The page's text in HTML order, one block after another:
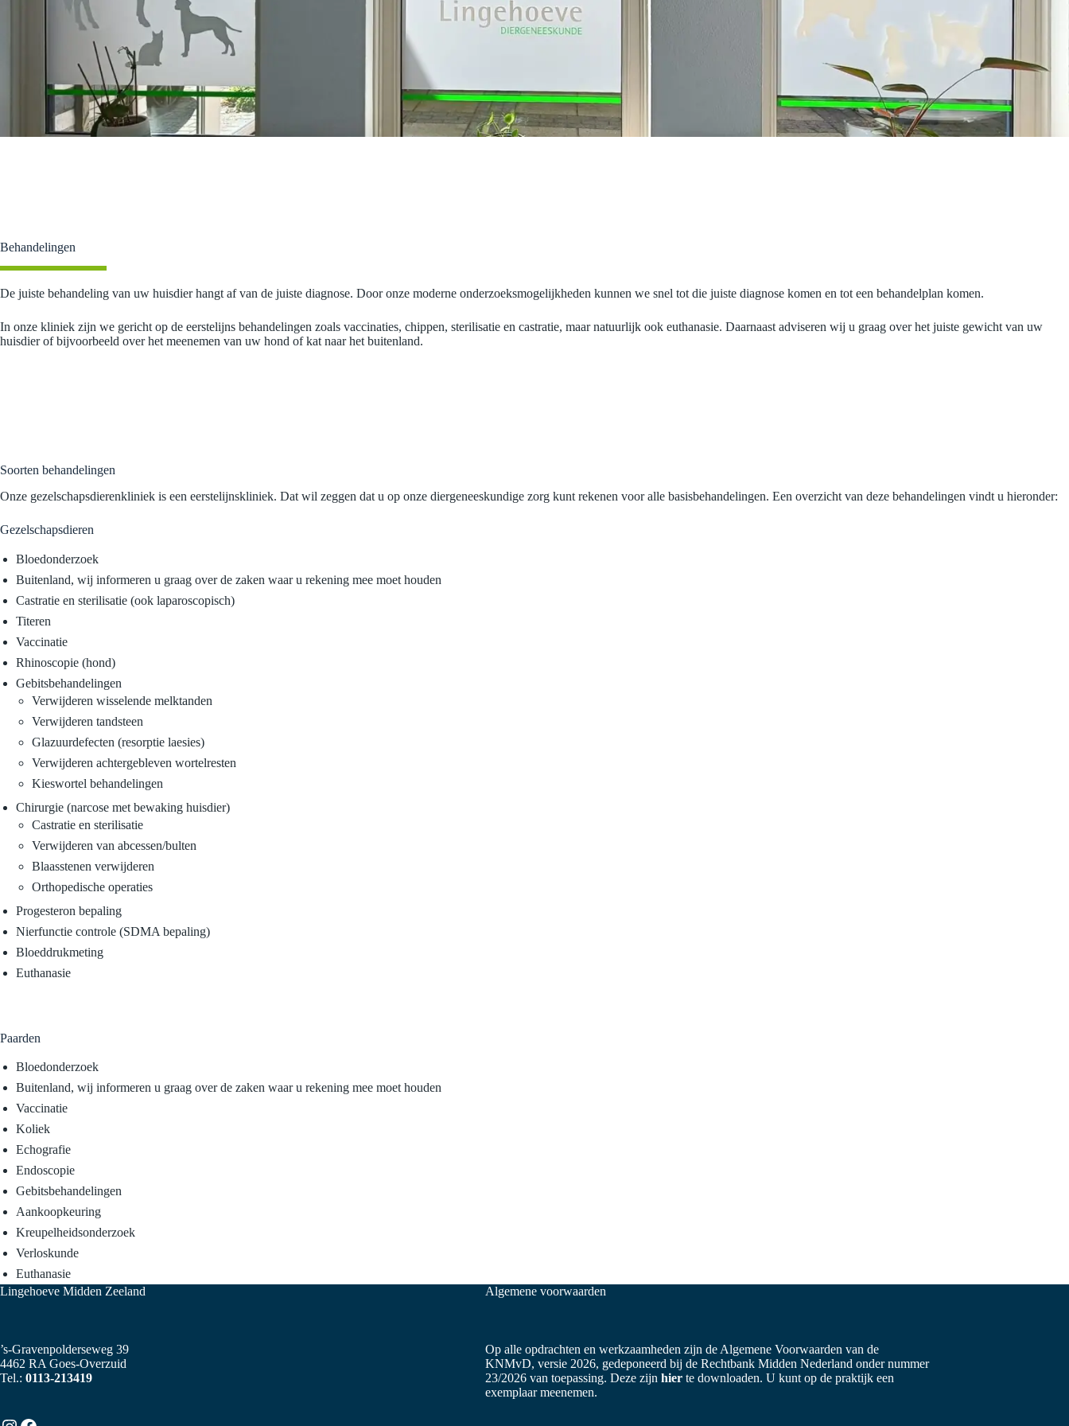
Behandelingen
De juiste behandeling van uw huisdier hangt af van de juiste diagnose. Door onze moderne onderzoeksmogelijkheden kunnen we snel tot die juiste diagnose komen en tot een behandelplan komen.
In onze kliniek zijn we gericht op de eerstelijns behandelingen zoals vaccinaties, chippen, sterilisatie en castratie, maar natuurlijk ook euthanasie. Daarnaast adviseren wij u graag over het juiste gewicht van uw
huisdier of bijvoorbeeld over het meenemen van uw hond of kat naar het buitenland.
Soorten behandelingen
Onze gezelschapsdierenkliniek is een eerstelijnskliniek. Dat wil zeggen dat u op onze diergeneeskundige zorg kunt rekenen voor alle basisbehandelingen. Een overzicht van deze behandelingen vindt u hieronder:
Gezelschapsdieren
Bloedonderzoek
Buitenland, wij informeren u graag over de zaken waar u rekening mee moet houden
Castratie en sterilisatie (ook laparoscopisch)
Titeren
Vaccinatie
Rhinoscopie (hond)
Gebitsbehandelingen
Verwijderen wisselende melktanden
Verwijderen tandsteen
Glazuurdefecten (resorptie laesies)
Verwijderen achtergebleven wortelresten
Kieswortel behandelingen
Chirurgie (narcose met bewaking huisdier)
Castratie en sterilisatie
Verwijderen van abcessen/bulten
Blaasstenen verwijderen
Orthopedische operaties
Progesteron bepaling
Nierfunctie controle (SDMA bepaling)
Bloeddrukmeting
Euthanasie
Paarden
Bloedonderzoek
Buitenland, wij informeren u graag over de zaken waar u rekening mee moet houden
Vaccinatie
Koliek
Echografie
Endoscopie
Gebitsbehandelingen
Aankoopkeuring
Kreupelheidsonderzoek
Verloskunde
Euthanasie
Lingehoeve Midden Zeeland
’s-Gravenpolderseweg 39
4462 RA Goes-Overzuid
Tel.: 0113-213419
Algemene voorwaarden
Op alle opdrachten en werkzaamheden zijn de Algemene Voorwaarden van de
KNMvD, versie 2026, gedeponeerd bij de Rechtbank Midden Nederland onder nummer
23/2026 van toepassing. Deze zijn hier te downloaden. U kunt op de praktijk een
exemplaar meenemen.